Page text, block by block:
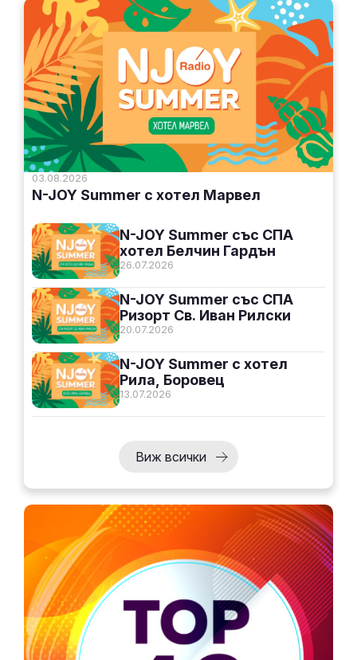
03.08.2026
N-JOY Summer с хотел Марвел
26.07.2026
N-JOY Summer със СПА
хотел Белчин Гардън
20.07.2026
N-JOY Summer със СПА
Ризорт Св. Иван Рилски
13.07.2026
N-JOY Summer с хотел
Рила, Боровец
Виж всички